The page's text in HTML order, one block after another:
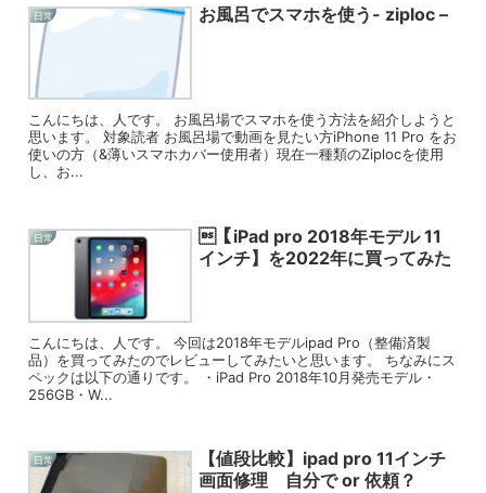
日常 お風呂でスマホを使う- ziploc –
こんにちは、人です。 お風呂場でスマホを使う方法を紹介しようと
思います。 対象読者 お風呂場で動画を見たい方iPhone 11 Pro をお
使いの方（&薄いスマホカバー使用者）現在一種類のZiplocを使用
し、お...
日常
【iPad pro 2018年モデル 11
インチ】を2022年に買ってみた
こんにちは、人です。 今回は2018年モデルipad Pro（整備済製
品）を買ってみたのでレビューしてみたいと思います。 ちなみにス
ペックは以下の通りです。 ・iPad Pro 2018年10月発売モデル・
256GB・W...
日常
【値段比較】ipad pro 11インチ
画面修理 自分で or 依頼？